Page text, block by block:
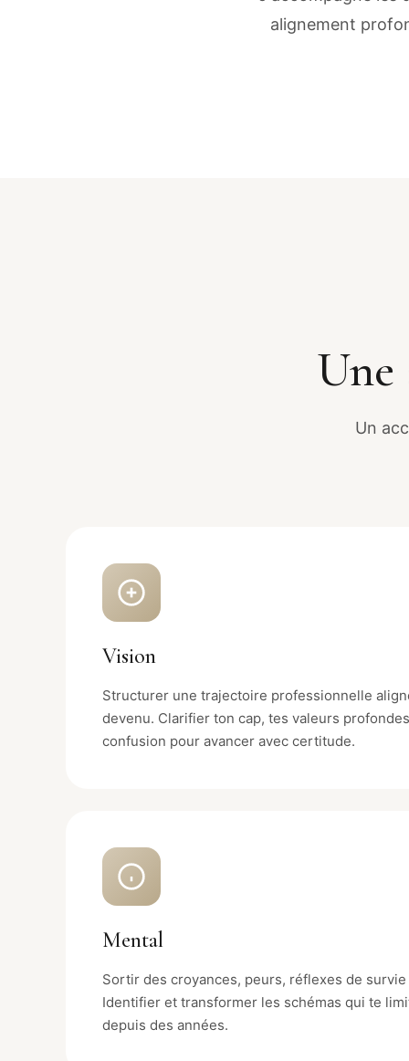
alignement
Une
Un
Vision
Structurer une trajectoire professionnelle
devenu. Clarifier ton cap, tes valeurs
confusion pour avancer avec certitude.
Mental
Sortir des croyances, peurs, réflexes de
Identifier et transformer les schémas qui te
depuis des années.